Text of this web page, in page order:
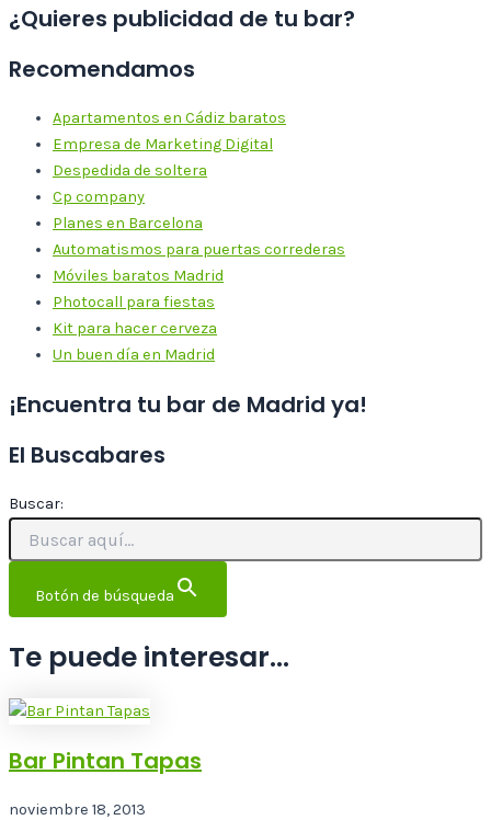
¿Quieres publicidad de tu bar?
Recomendamos
Apartamentos en Cádiz baratos
Empresa de Marketing Digital
Despedida de soltera
Cp company
Planes en Barcelona
Automatismos para puertas correderas
Móviles baratos Madrid
Photocall para fiestas
Kit para hacer cerveza
Un buen día en Madrid
¡Encuentra tu bar de Madrid ya!
El Buscabares
Buscar:
Botón de búsqueda
Te puede interesar...
Bar Pintan Tapas
noviembre 18, 2013